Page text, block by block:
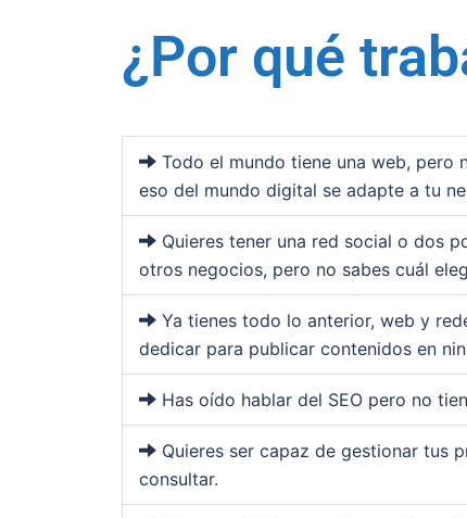
¿Por qué
Todo el mundo tiene una web, pero
eso del mundo digital se adapte a tu
Quieres tener una red social o dos
otros negocios, pero no sabes cuál
Ya tienes todo lo anterior, web y
dedicar para publicar contenidos en
Has oído hablar del SEO pero no
Quieres ser capaz de gestionar tus
consultar.